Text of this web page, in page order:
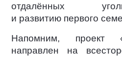
отдалённых
и развитию первого
Напомним, проект
направлен на